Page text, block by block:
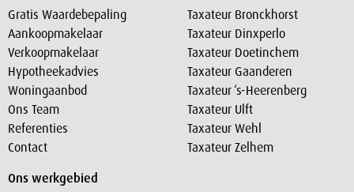
Gratis Waardebepaling
Aankoopmakelaar
Verkoopmakelaar
Hypotheekadvies
Woningaanbod
Ons Team
Referenties
Contact
Taxateur Bronckhorst
Taxateur Dinxperlo
Taxateur Doetinchem
Taxateur Gaanderen
Taxateur ‘s-Heerenberg
Taxateur Ulft
Taxateur Wehl
Taxateur Zelhem
Ons werkgebied